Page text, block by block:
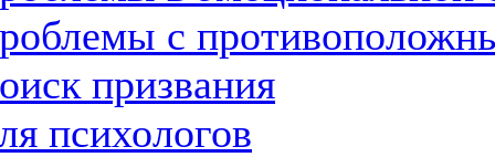
с
призвания
психологов